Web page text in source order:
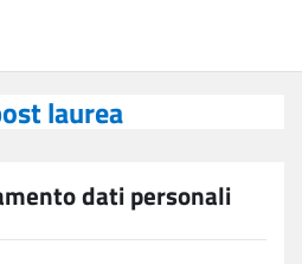
laurea
dati personali